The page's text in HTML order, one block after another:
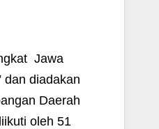
Jawa
dan diadakan
Daerah
oleh 51